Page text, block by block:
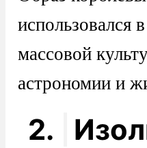
использовался
массовой
астрономии и
2.